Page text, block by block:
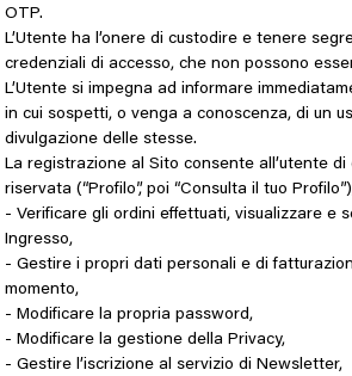
OTP.
L’Utente ha l’onere di custodire e tenere
credenziali di accesso, che non possono
L’Utente si impegna ad informare
in cui sospetti, o venga a conoscenza, di un
divulgazione delle stesse.
La registrazione al Sito consente all’utente
riservata (“Profilo”, poi “Consulta il tuo
- Verificare gli ordini effettuati, visualizzare e
Ingresso,
- Gestire i propri dati personali e di
momento,
- Modificare la propria password,
- Modificare la gestione della Privacy,
- Gestire l’iscrizione al servizio di Newsletter,